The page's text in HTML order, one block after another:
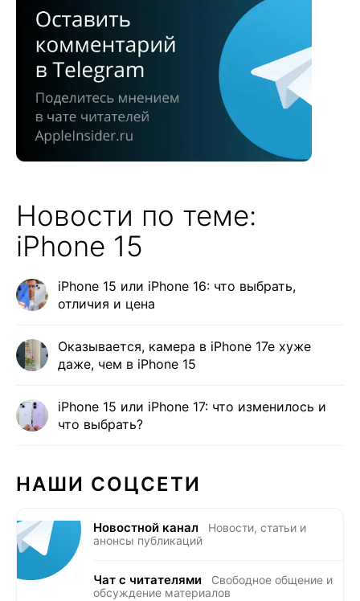
Новости по теме:
iPhone 15
iPhone 15 или iPhone 16: что выбрать,
отличия и цена
Оказывается, камера в iPhone 17e хуже
даже, чем в iPhone 15
iPhone 15 или iPhone 17: что изменилось и
что выбрать?
НАШИ СОЦСЕТИ
Новостной канал
Новости, статьи и
анонсы публикаций
Чат с читателями
Свободное общение и
обсуждение материалов